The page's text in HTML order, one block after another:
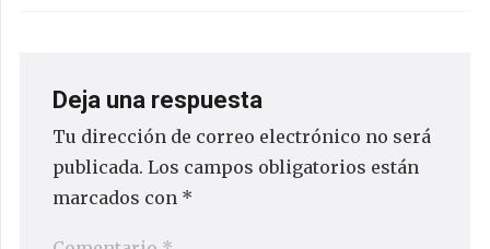
Deja una respuesta
Tu dirección de correo electrónico no será
publicada. Los campos obligatorios están
marcados con *